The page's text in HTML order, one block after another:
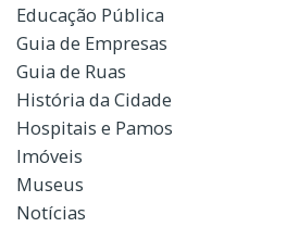
Educação Pública
Guia de Empresas
Guia de Ruas
História da Cidade
Hospitais e Pamos
Imóveis
Museus
Notícias